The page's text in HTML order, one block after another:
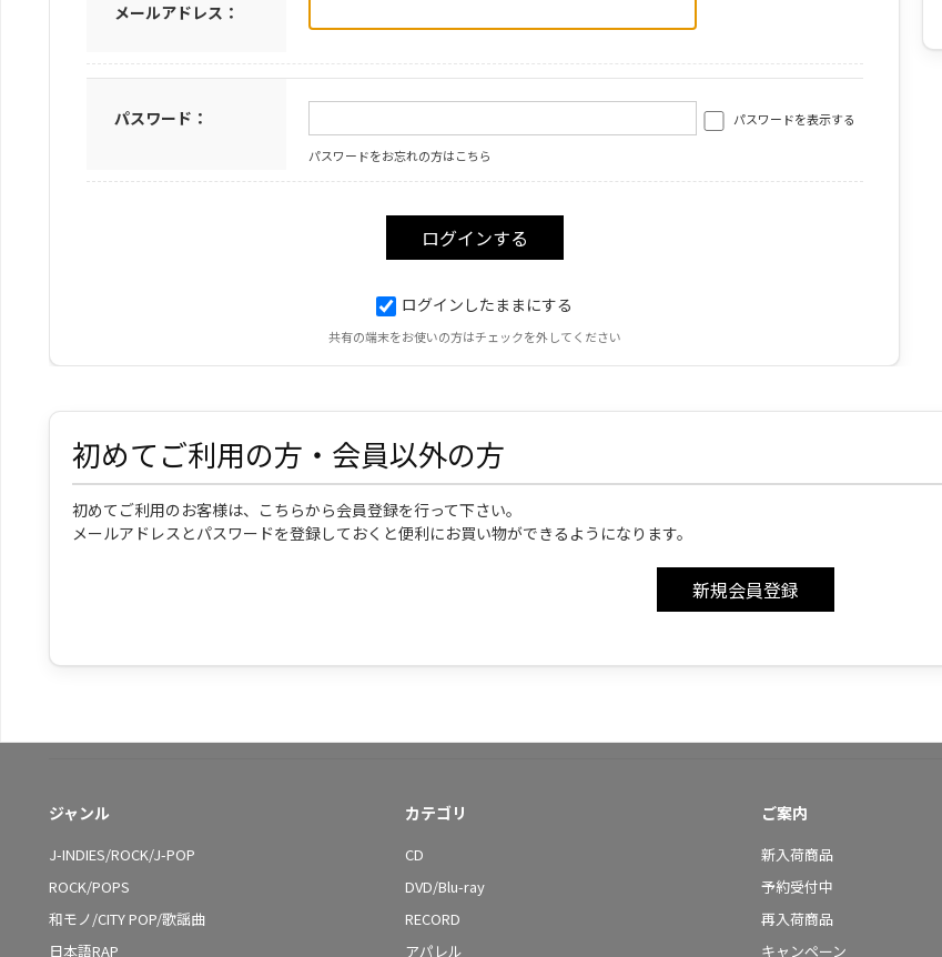
メールアドレス：
パスワード： パスワードを表示する
パスワードをお忘れの方はこちら
ログインしたままにする
共有の端末をお使いの方はチェックを外してください
初めてご利用の方・会員以外の方
初めてご利用のお客様は、こちらから会員登録を行って下さい。
メールアドレスとパスワードを登録しておくと便利にお買い物ができるようになります。
ジャンル
J-INDIES/ROCK/J-POP
ROCK/POPS
和モノ/CITY POP/歌謡曲
日本語RAP
カテゴリ
CD
DVD/Blu-ray
RECORD
アパレル
ご案内
新入荷商品
予約受付中
再入荷商品
キャンペーン